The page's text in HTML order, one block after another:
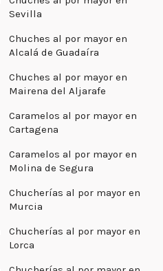
Sevilla
Chuches al por mayor en
Alcalá de Guadaíra
Chuches al por mayor en
Mairena del Aljarafe
Caramelos al por mayor en
Cartagena
Caramelos al por mayor en
Molina de Segura
Chucherías al por mayor en
Murcia
Chucherías al por mayor en
Lorca